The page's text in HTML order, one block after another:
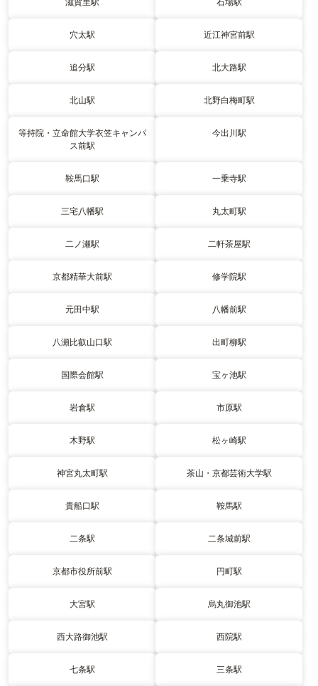
穴太駅 近江神宮前駅
追分駅 北大路駅
北山駅 北野白梅町駅
等持院・立命館大学衣笠キャンパ
ス前駅
今出川駅
鞍馬口駅 一乗寺駅
三宅八幡駅 丸太町駅
二ノ瀬駅 二軒茶屋駅
京都精華大前駅 修学院駅
元田中駅 八幡前駅
八瀬比叡山口駅 出町柳駅
国際会館駅 宝ヶ池駅
岩倉駅 市原駅
木野駅 松ヶ崎駅
神宮丸太町駅 茶山・京都芸術大学駅
貴船口駅 鞍馬駅
二条駅 二条城前駅
京都市役所前駅 円町駅
大宮駅 烏丸御池駅
西大路御池駅 西院駅
七条駅 三条駅